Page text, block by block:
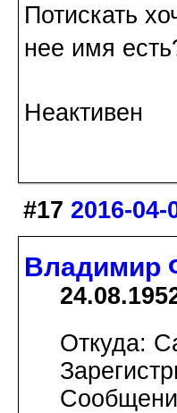
Потискать
нее имя
Неактивен
#17 2016-04-
Владимир
Откуда: